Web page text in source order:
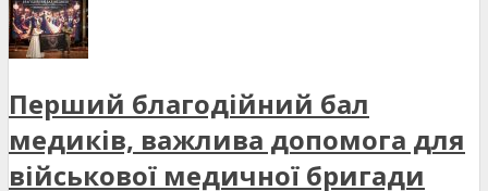
Перший благодійний бал
медиків, важлива допомога для
військової медичної бригади